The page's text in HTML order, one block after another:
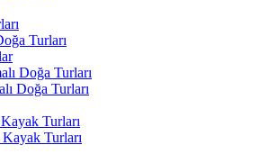
Turları
Doğa Turları
Doğa Turları
Turları
Turları